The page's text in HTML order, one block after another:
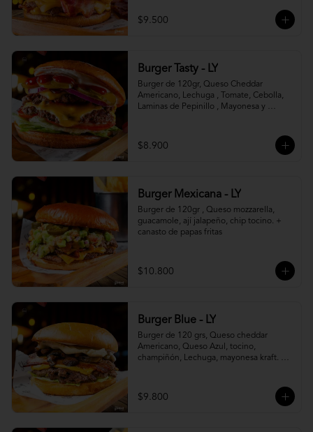
$9.500
Burger Tasty - LY
Burger de 120gr, Queso Cheddar
Americano, Lechuga , Tomate, Cebolla,
Laminas de Pepinillo , Mayonesa y
$8.900
Burger Mexicana - LY
Burger de 120gr , Queso mozzarella,
guacamole, ají jalapeño, chip tocino. +
canasto de papas fritas
$10.800
Burger Blue - LY
Burger de 120 grs, Queso cheddar
Americano, Queso Azul, tocino,
champiñón, Lechuga, mayonesa kraft. +
$9.800